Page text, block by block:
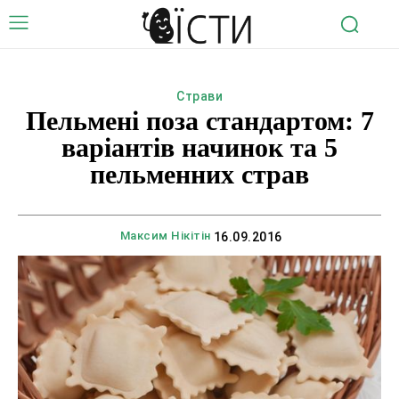
Страви
Пельмені поза стандартом: 7
варіантів начинок та 5
пельменних страв
Максим Нікітін 16.09.2016